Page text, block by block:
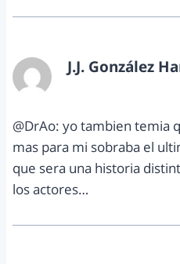
J.J. González
@DrAo: yo tambien temia
mas para mi sobraba el
que sera una historia
los actores…